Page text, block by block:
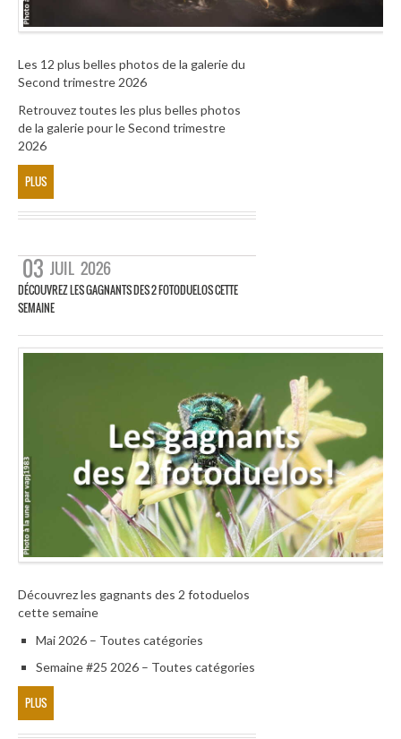
Les 12 plus belles photos de la galerie du
Second trimestre 2026
Retrouvez toutes les plus belles photos
de la galerie pour le Second trimestre
2026
PLUS
03 JUIL 2026
DÉCOUVREZ LES GAGNANTS DES 2 FOTODUELOS CETTE
SEMAINE
Découvrez les gagnants des 2 fotoduelos
cette semaine
Mai 2026 – Toutes catégories
Semaine #25 2026 – Toutes catégories
PLUS